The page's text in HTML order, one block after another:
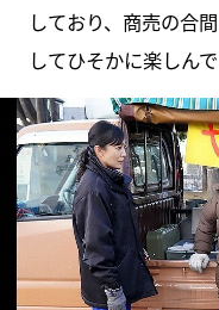
しており、商売の合
してひそかに楽しん